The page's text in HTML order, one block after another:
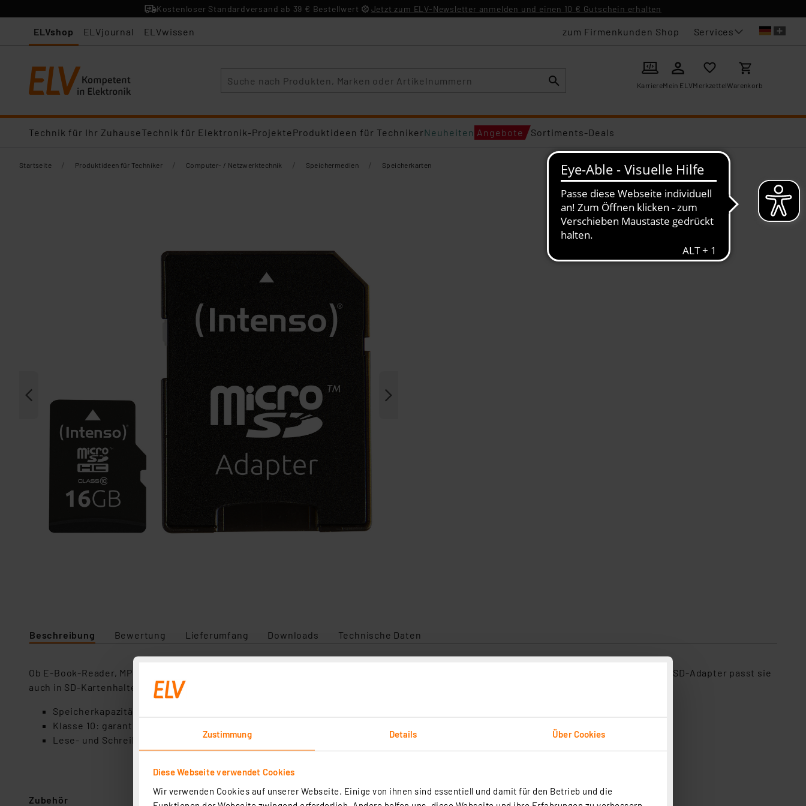
Zustimmung Details Über Cookies
Diese Webseite verwendet Cookies
Wir verwenden Cookies auf unserer Webseite. Einige von ihnen sind essentiell und damit für den Betrieb und die
Kostenloser Standardversand ab 39 € Bestellwert Jetzt zum ELV-Newsletter anmelden und einen 10 € Gutschein erhalten
ELVshop ELVjournal ELVwissen zum Firmenkunden Shop Services
KarriereMein ELVMerkzettelWarenkorb
Technik für Ihr ZuhauseTechnik für Elektronik-ProjekteProduktideen für TechnikerNeuheiten Angebote Sortiments-Deals
Startseite / Produktideen für Techniker / Computer- / Netzwerktechnik / Speichermedien / Speicherkarten
Beschreibung Bewertung Lieferumfang Downloads Technische Daten
Ob E-Book-Reader, MP3-Player, Smartphone oder Tablet-PC, die microSD-Karte ist ein Speichermedium mit schnellen Zugriffszeiten. Dank SD-Adapter passt sie
auch in SD-Kartenhalter.
Speicherkapazität: 16 GB
Klasse 10: garantierte Datenübertragungsgeschwindigkeit 10 MB/s
Lese- und Schreibgeschwindigkeit: bis zu 25 MB/s
Zubehör